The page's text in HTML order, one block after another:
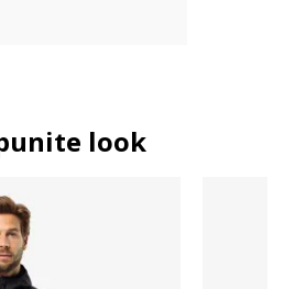
look